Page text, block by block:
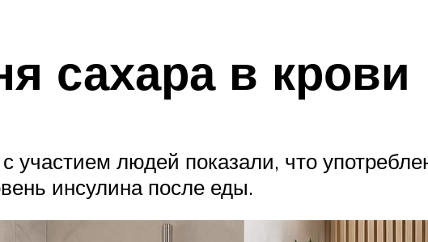
сахара в крови
людей показали, что
инсулина после еды.